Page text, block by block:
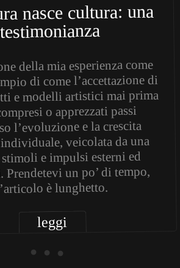
nasce cultura: una
testimonianza
della mia esperienza come
di come l’accettazione di
e modelli artistici mai prima
o apprezzati passi
l’evoluzione e la crescita
veicolata da una
e impulsi esterni ed
un po’ di tempo,
è lunghetto.
leggi
• • •